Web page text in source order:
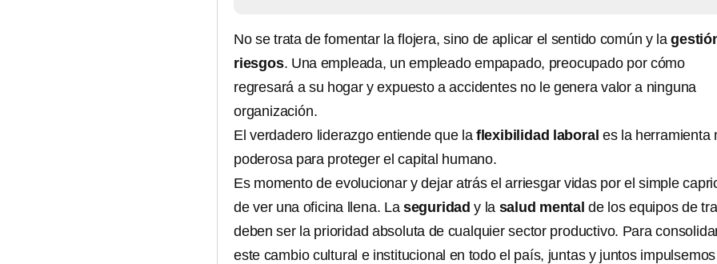
No se trata de fomentar la flojera, sino de aplicar el sentido común y la
riesgos. Una empleada, un empleado empapado, preocupado por cómo
regresará a su hogar y expuesto a accidentes no le genera valor a ninguna
organización.
El verdadero liderazgo entiende que la flexibilidad laboral es la herramienta
poderosa para proteger el capital humano.
Es momento de evolucionar y dejar atrás el arriesgar vidas por el simple
de ver una oficina llena. La seguridad y la salud mental de los equipos de
deben ser la prioridad absoluta de cualquier sector productivo. Para
este cambio cultural e institucional en todo el país, juntas y juntos